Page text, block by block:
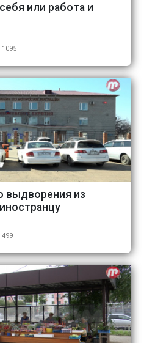
или работа и
1095
выдворения из
499